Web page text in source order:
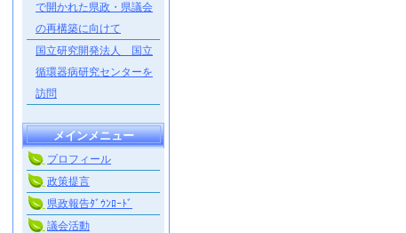
で開かれた県政・県議会
の再構築に向けて
国立研究開発法人 国立
循環器病研究センターを
訪問
メインメニュー
プロフィール
政策提言
県政報告ﾀﾞｳﾝﾛｰﾄﾞ
議会活動